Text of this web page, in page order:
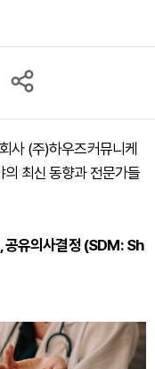
사 (주)하우즈커뮤니케
최신 동향과 전문가들
공유의사결정 (SDM: Sh